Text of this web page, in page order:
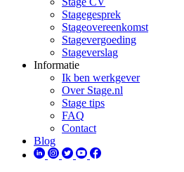
Stagegesprek
Stageovereenkomst
Stagevergoeding
Stageverslag
Informatie
Ik ben werkgever
Over Stage.nl
Stage tips
FAQ
Contact
Blog